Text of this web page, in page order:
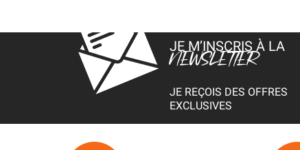
JE M’INSCRIS À LA
NEWSLETTER
JE REÇOIS DES OFFRES
EXCLUSIVES